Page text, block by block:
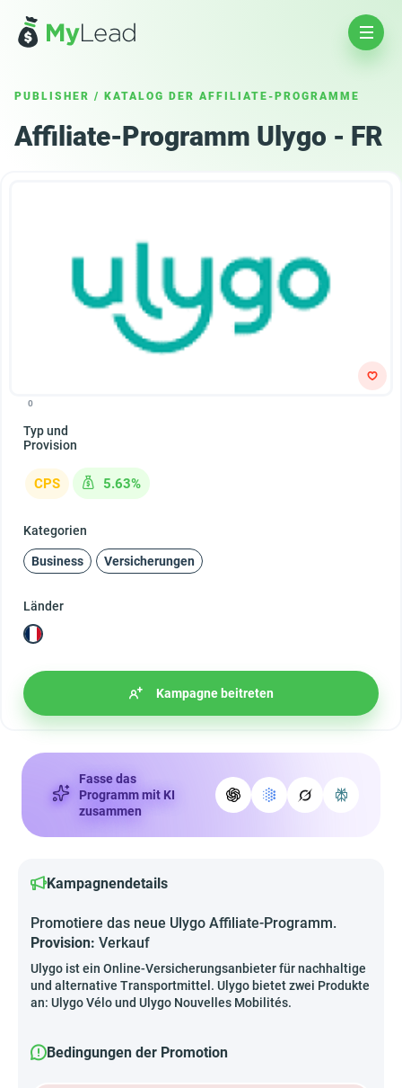
PUBLISHER / KATALOG DER AFFILIATE-PROGRAMME
Affiliate-Programm Ulygo - FR
0
Typ und
Provision
CPS 5.63%
Kategorien
Business Versicherungen
Länder
Kampagne beitreten
Fasse das
Programm mit KI
zusammen
Kampagnendetails
Promotiere das neue Ulygo Affiliate-Programm.
Provision: Verkauf
Ulygo ist ein Online-Versicherungsanbieter für nachhaltige
und alternative Transportmittel. Ulygo bietet zwei Produkte
an: Ulygo Vélo und Ulygo Nouvelles Mobilités.
Bedingungen der Promotion